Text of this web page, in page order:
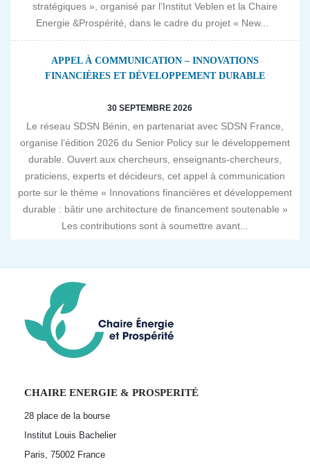
stratégiques », organisé par l’Institut Veblen et la Chaire
Energie &Prospérité, dans le cadre du projet « New...
APPEL À COMMUNICATION – INNOVATIONS
FINANCIÈRES ET DÉVELOPPEMENT DURABLE
30 SEPTEMBRE 2026
Le réseau SDSN Bénin, en partenariat avec SDSN France,
organise l’édition 2026 du Senior Policy sur le développement
durable. Ouvert aux chercheurs, enseignants-chercheurs,
praticiens, experts et décideurs, cet appel à communication
porte sur le thème « Innovations financières et développement
durable : bâtir une architecture de financement soutenable »
Les contributions sont à soumettre avant...
CHAIRE ENERGIE & PROSPERITÉ
28 place de la bourse
Institut Louis Bachelier
Paris, 75002 France